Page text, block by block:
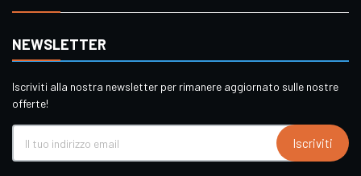
NEWSLETTER
Iscriviti alla nostra newsletter per rimanere aggiornato sulle nostre
offerte!
Iscriviti